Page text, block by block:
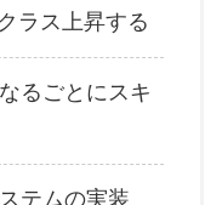
ラス上昇する
るごとにスキ
テムの実装